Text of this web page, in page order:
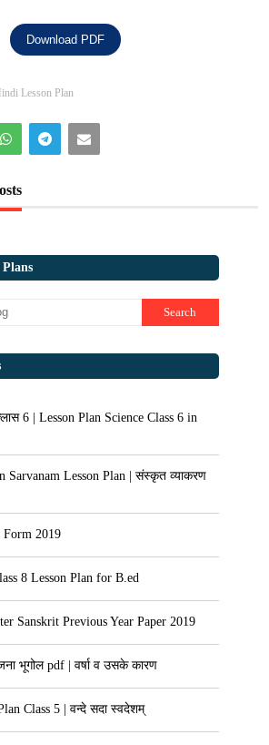
Download PDF
Lesson Plan
Plans
6 | Lesson Plan Science Class 6 in
Sarvanam Lesson Plan | संस्कृत व्याकरण
2019
8 Lesson Plan for B.ed
Sanskrit Previous Year Paper 2019
भूगोल pdf | वर्षा व उसके कारण
Class 5 | वन्दे सदा स्वदेशम्